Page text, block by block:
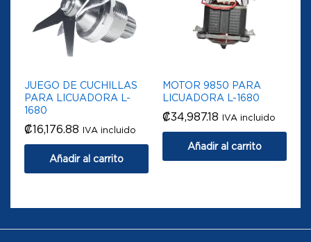
JUEGO DE CUCHILLAS
PARA LICUADORA L-
1680
₡16,176.88 IVA incluido
Añadir al carrito
MOTOR 9850 PARA
LICUADORA L-1680
₡34,987.18 IVA incluido
Añadir al carrito